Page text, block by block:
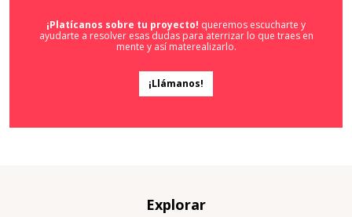
¡Platícanos sobre tu proyecto! queremos escucharte y
ayudarte a resolver esas dudas para aterrizar lo que traes en
mente y así materealizarlo.
¡Llámanos!
Explorar